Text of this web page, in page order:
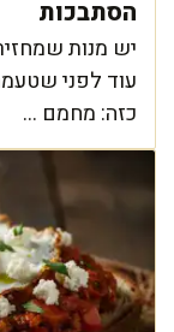
הסתבכות
יש מנות
עוד לפני
כזה: מחמם ...